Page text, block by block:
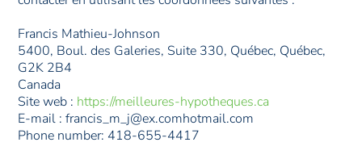
Francis Mathieu-Johnson
5400, Boul. des Galeries, Suite 330, Québec, Québec,
G2K 2B4
Canada
Site web : https://meilleures-hypotheques.ca
E-mail :francis_m_j@ex.comhotmail.com
Phone number: 418-655-4417